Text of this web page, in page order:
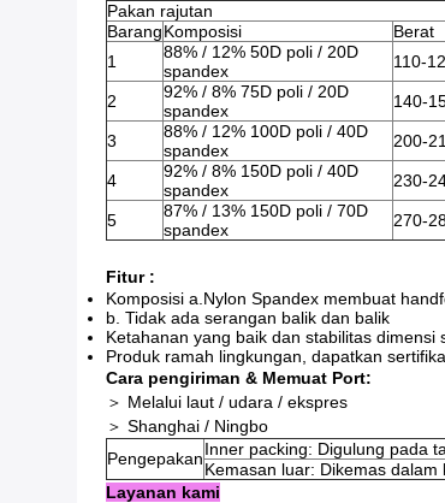
Pakan rajutan
BarangKomposisi Berat
1
88% / 12% 50D poli / 20D
spandex
110-
2
92% / 8% 75D poli / 20D
spandex
140-
3
88% / 12% 100D poli / 40D
spandex
200-
4
92% / 8% 150D poli / 40D
spandex
230-
5
87% / 13% 150D poli / 70D
spandex
270-
Fitur :
Komposisi a.Nylon Spandex membuat
b. Tidak ada serangan balik dan balik
Ketahanan yang baik dan stabilitas dimensi
Produk ramah lingkungan, dapatkan
Cara pengiriman & Memuat Port:
＞ Melalui laut / udara / ekspres
＞ Shanghai / Ningbo
PengepakanInner packing: Digulung pada
Kemasan luar: Dikemas
Layanan kami